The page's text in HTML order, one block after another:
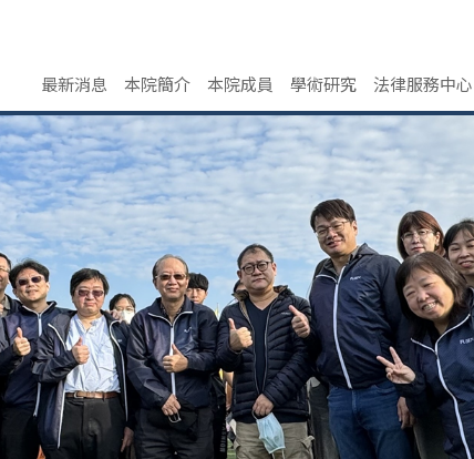
最新消息 本院簡介 本院成員 學術研究 法律服務中心